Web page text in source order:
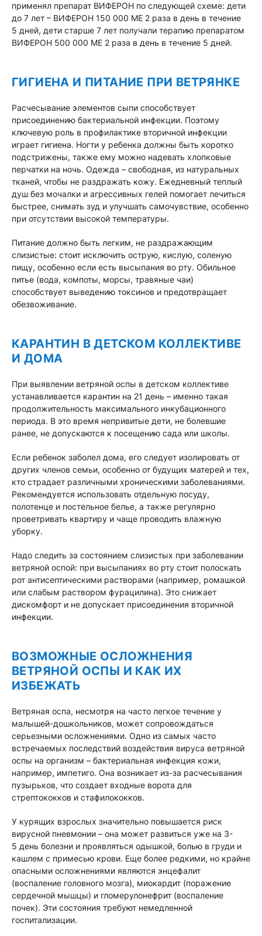
применял препарат ВИФЕРОН по следующей схеме: дети
до 7 лет – ВИФЕРОН 150 000 МЕ 2 раза в день в течение
5 дней, дети старше 7 лет получали терапию препаратом
ВИФЕРОН 500 000 МЕ 2 раза в день в течение 5 дней.
ГИГИЕНА И ПИТАНИЕ ПРИ ВЕТРЯНКЕ
Расчесывание элементов сыпи способствует
присоединению бактериальной инфекции. Поэтому
ключевую роль в профилактике вторичной инфекции
играет гигиена. Ногти у ребенка должны быть коротко
подстрижены, также ему можно надевать хлопковые
перчатки на ночь. Одежда – свободная, из натуральных
тканей, чтобы не раздражать кожу. Ежедневный теплый
душ без мочалки и агрессивных гелей помогает лечиться
быстрее, снимать зуд и улучшать самочувствие, особенно
при отсутствии высокой температуры.
Питание должно быть легким, не раздражающим
слизистые: стоит исключить острую, кислую, соленую
пищу, особенно если есть высыпания во рту. Обильное
питье (вода, компоты, морсы, травяные чаи)
способствует выведению токсинов и предотвращает
обезвоживание.
КАРАНТИН В ДЕТСКОМ КОЛЛЕКТИВЕ
И ДОМА
При выявлении ветряной оспы в детском коллективе
устанавливается карантин на 21 день – именно такая
продолжительность максимального инкубационного
периода. В это время непривитые дети, не болевшие
ранее, не допускаются к посещению сада или школы.
Если ребенок заболел дома, его следует изолировать от
других членов семьи, особенно от будущих матерей и тех,
кто страдает различными хроническими заболеваниями.
Рекомендуется использовать отдельную посуду,
полотенце и постельное белье, а также регулярно
проветривать квартиру и чаще проводить влажную
уборку.
Надо следить за состоянием слизистых при заболевании
ветряной оспой: при высыпаниях во рту стоит полоскать
рот антисептическими растворами (например, ромашкой
или слабым раствором фурацилина). Это снижает
дискомфорт и не допускает присоединения вторичной
инфекции.
ВОЗМОЖНЫЕ ОСЛОЖНЕНИЯ
ВЕТРЯНОЙ ОСПЫ И КАК ИХ
ИЗБЕЖАТЬ
Ветряная оспа, несмотря на часто легкое течение у
малышей-дошкольников, может сопровождаться
серьезными осложнениями. Одно из самых часто
встречаемых последствий воздействия вируса ветряной
оспы на организм – бактериальная инфекция кожи,
например, импетиго. Она возникает из-за расчесывания
пузырьков, что создает входные ворота для
стрептококков и стафилококков.
У курящих взрослых значительно повышается риск
вирусной пневмонии – она может развиться уже на 3-
5 день болезни и проявляться одышкой, болью в груди и
кашлем с примесью крови. Еще более редкими, но крайне
опасными осложнениями являются энцефалит
(воспаление головного мозга), миокардит (поражение
сердечной мышцы) и гломерулонефрит (воспаление
почек). Эти состояния требуют немедленной
госпитализации.